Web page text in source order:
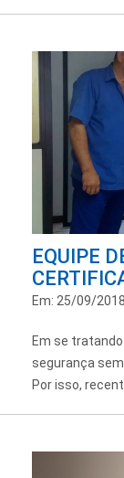
EQUIPE
Em: 25/09/2018
Em se
segurança
Por isso,